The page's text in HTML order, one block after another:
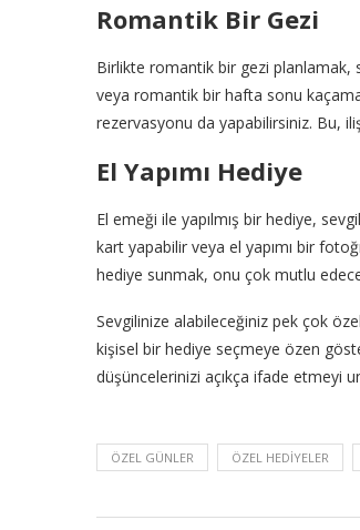
Romantik Bir Gezi
Birlikte romantik bir gezi planlamak,
veya romantik bir hafta sonu
rezervasyonu da yapabilirsiniz. Bu,
El Yapımı Hediye
El emeği ile yapılmış bir hediye,
kart yapabilir veya el yapımı bir
hediye sunmak, onu çok mutlu
Sevgilinize alabileceğiniz pek çok
kişisel bir hediye seçmeye özen
düşüncelerinizi açıkça ifade etmeyi
ÖZEL GÜNLER ÖZEL HEDIYELER